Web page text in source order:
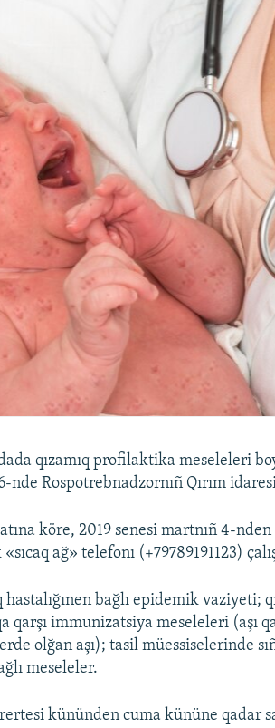
qızamıq profilaktika meseleleri
nde Rospotrebnadzornıñ Qırım
köre, 2019 senesi martnıñ 4-
ağ» telefonı (+79789191123)
hastalığınen bağlı epidemik
qarşı immunizatsiya meseleleri (aşı
olğan aşı); tasil müessiselerinde
meseleler.
kününden cuma kününe qadar